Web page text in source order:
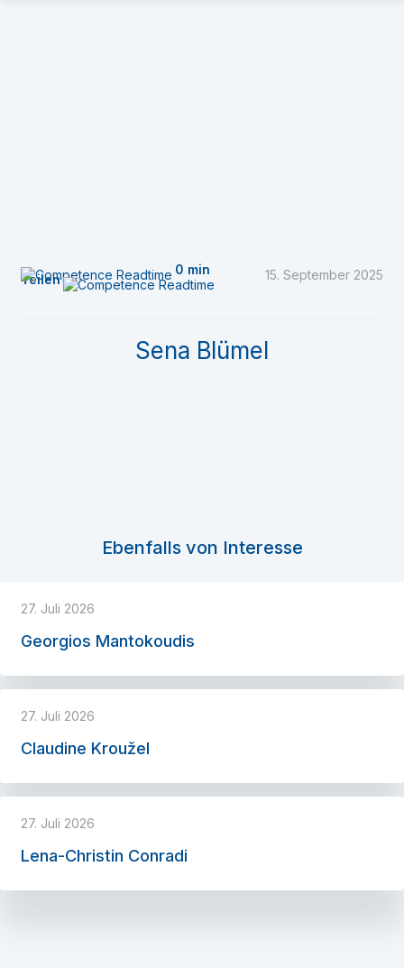
0 min 15. September 2025
Teilen
Sena Blümel
Ebenfalls von Interesse
27. Juli 2026
Georgios Mantokoudis
27. Juli 2026
Claudine Kroužel
27. Juli 2026
Lena-Christin Conradi